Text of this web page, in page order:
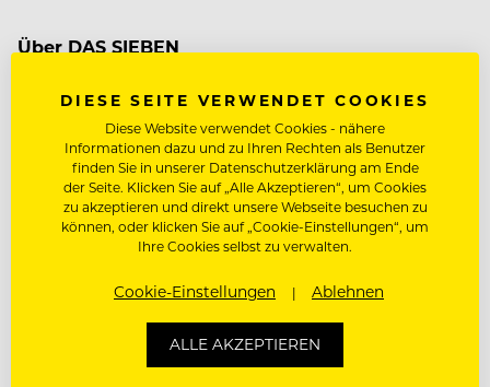
Über DAS SIEBEN
Die renommierten Vivea 4* Hotels sind seit mehr
Gesundheitsbranche bekanntes familiengeführtes
Unternehmen mit neun Standorten in nahezu
ganz Österreich.
und Gesundheit im Mittelpunkt, nicht nur die
Gäste, sondern auch unsere Mitarbeitenden. Das
Unternehmen legt großen Wert auf Verlässlichkeit,
Handschlagqualität, positive Arbeitsatmosphäre,
Mehr zum Unternehmen DAS SIEBEN
DIESE SEITE VERWENDET COOKIES
Diese Website verwendet Cookies - nähere
Informationen dazu und zu Ihren Rechten als Benutzer
finden Sie in unserer Datenschutzerklärung am Ende
der Seite. Klicken Sie auf „Alle Akzeptieren“, um Cookies
zu akzeptieren und direkt unsere Webseite besuchen zu
können, oder klicken Sie auf „Cookie-Einstellungen“, um
Ihre Cookies selbst zu verwalten.
Cookie-Einstellungen Ablehnen
ALLE AKZEPTIEREN